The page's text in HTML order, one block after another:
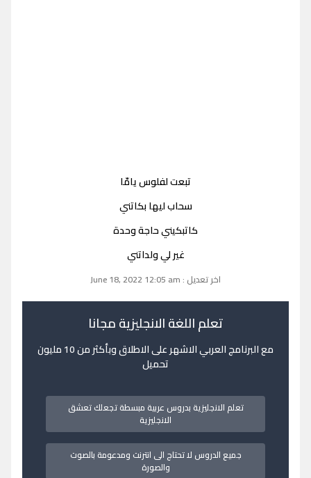
تبعت لفلوس يامّا
سحاب ليها بكاتني
كاتبكيني حاجة وحدة
غير لي ولداتني
اخر تعديل : June 18, 2022 12:05 am
تعلم اللغة الانجليزية مجانا
مع البرنامج العربي الاشهر على الاطلاق وبأكثر من 10 مليون
تحميل
تعلم الانجليزية بدروس عربية مبسطة تجعلك تعشق
الانجليزية
جميع الدروس لا تحتاج الى انترنت ومدعومة بالصوت
والصورة